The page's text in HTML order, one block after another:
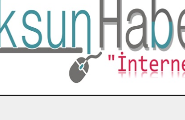
Karakaya’dan Başkan Cüce’ye Veda Ziyareti.
Sona Doğru.